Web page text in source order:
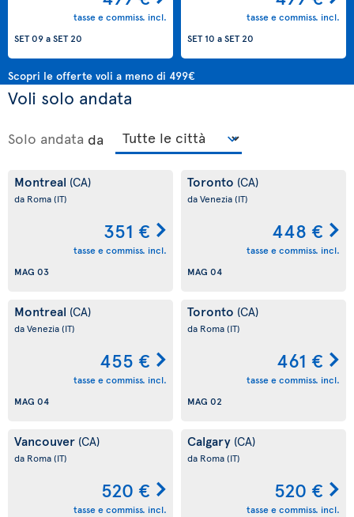
tasse e commiss. incl.
SET 09aSET 20
tasse e commiss. incl.
SET 10 aSET 20
Scopri le offerte voli a meno di 499€
Voli solo andata
Solo andata da
Montreal (CA)
da Roma(IT)
351 €
tasse e commiss. incl.
MAG 03
Toronto (CA)
da Venezia(IT)
448 €
tasse e commiss. incl.
MAG 04
Montreal (CA)
da Venezia(IT)
455 €
tasse e commiss. incl.
MAG 04
Toronto (CA)
da Roma(IT)
461 €
tasse e commiss. incl.
MAG 02
Vancouver (CA)
da Roma(IT)
520 €
tasse e commiss. incl.
Calgary (CA)
da Roma(IT)
520 €
tasse e commiss. incl.